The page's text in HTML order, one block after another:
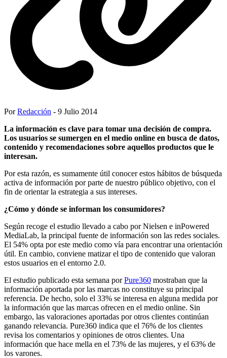
PorRedacción - 9 Julio 2014
La información es clave para tomar una decisión de compra.
Los usuarios se sumergen en el medio online en busca de datos,
contenido y recomendaciones sobre aquellos productos que le
interesan.
Por esta razón, es sumamente útil conocer estos hábitos de búsqueda
activa de información por parte de nuestro público objetivo, con el
fin de orientar la estrategia a sus intereses.
¿Cómo y dónde se informan los consumidores?
Según recoge el estudio llevado a cabo por Nielsen e inPowered
MediaLab, la principal fuente de información son las redes sociales.
El 54% opta por este medio como vía para encontrar una orientación
útil. En cambio, conviene matizar el tipo de contenido que valoran
estos usuarios en el entorno 2.0.
El estudio publicado esta semana porPure360 mostraban que la
información aportada por las marcas no constituye su principal
referencia. De hecho, solo el 33% se interesa en alguna medida por
la información que las marcas ofrecen en el medio online. Sin
embargo, las valoraciones aportadas por otros clientes continúan
ganando relevancia. Pure360 indica que el 76% de los clientes
revisa los comentarios y opiniones de otros clientes. Una
información que hace mella en el 73% de las mujeres, y el 63% de
los varones.